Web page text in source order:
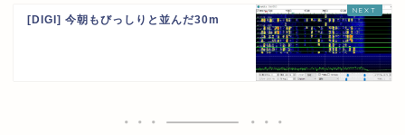
[DIGI] 今朝もびっしりと並んだ30m